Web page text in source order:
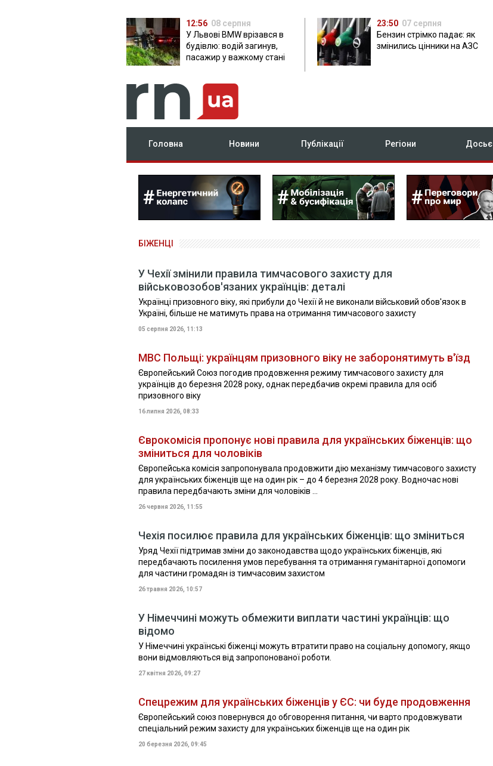
12:56 08 серпня
У Львові BMW врізався в
будівлю: водій загинув,
пасажир у важкому стані
23:50 07 серпня
Бензин стрімко падає: як
змінились цінники на АЗС
Головна Новини Публікації Регіони Досьє
БІЖЕНЦІ
У Чехії змінили правила тимчасового захисту для
військовозобов'язаних українців: деталі
Українці призовного віку, які прибули до Чехії й не виконали військовий обов'язок в
Україні, більше не матимуть права на отримання тимчасового захисту
05 серпня 2026, 11:13
МВС Польщі: українцям призовного віку не заборонятимуть в'їзд
Європейський Союз погодив продовження режиму тимчасового захисту для
українців до березня 2028 року, однак передбачив окремі правила для осіб
призовного віку
16 липня 2026, 08:33
Єврокомісія пропонує нові правила для українських біженців: що
зміниться для чоловіків
Європейська комісія запропонувала продовжити дію механізму тимчасового захисту
для українських біженців ще на один рік – до 4 березня 2028 року. Водночас нові
правила передбачають зміни для чоловіків ...
26 червня 2026, 11:55
Чехія посилює правила для українських біженців: що зміниться
Уряд Чехії підтримав зміни до законодавства щодо українських біженців, які
передбачають посилення умов перебування та отримання гуманітарної допомоги
для частини громадян із тимчасовим захистом
26 травня 2026, 10:57
У Німеччині можуть обмежити виплати частині українців: що
відомо
У Німеччині українські біженці можуть втратити право на соціальну допомогу, якщо
вони відмовляються від запропонованої роботи.
27 квітня 2026, 09:27
Спецрежим для українських біженців у ЄС: чи буде продовження
Європейський союз повернувся до обговорення питання, чи варто продовжувати
спеціальний режим захисту для українських біженців ще на один рік
20 березня 2026, 09:45